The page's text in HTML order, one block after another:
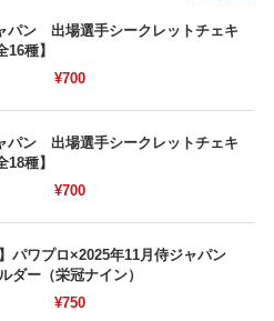
パン 出場選手シークレットチェキ
16種】
¥700
パン 出場選手シークレットチェキ
18種】
¥700
】パワプロ×2025年11月侍ジャパン
ダー（栄冠ナイン）
¥750